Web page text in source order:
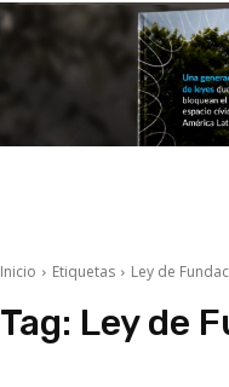
Inicio Etiquetas Ley de
Tag: Ley de